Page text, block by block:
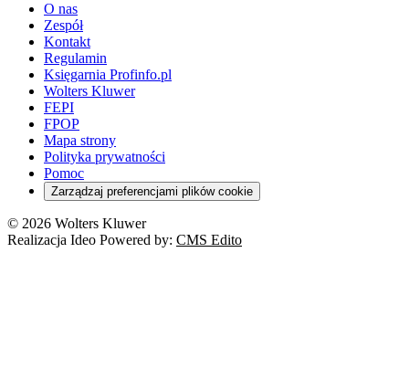
O nas
Zespół
Kontakt
Regulamin
Księgarnia Profinfo.pl
Wolters Kluwer
FEPI
FPOP
Mapa strony
Polityka prywatności
Pomoc
Zarządzaj preferencjami plików cookie
© 2026 Wolters Kluwer
Realizacja Ideo Powered by: CMS Edito